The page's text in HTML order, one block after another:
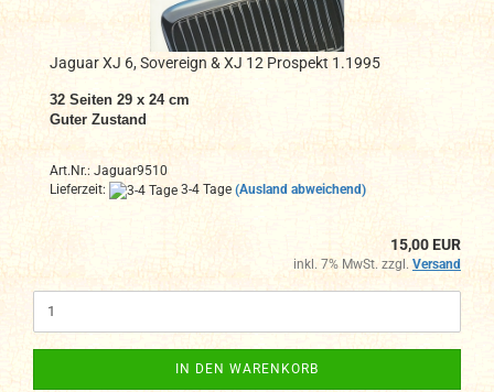
Jaguar XJ 6, Sovereign & XJ 12 Prospekt 1.1995
32 Seiten 29 x 24 cm
Guter Zustand
Art.Nr.: Jaguar9510
Lieferzeit:
3-4 Tage (Ausland abweichend)
15,00 EUR
inkl. 7% MwSt. zzgl. Versand
IN DEN WARENKORB